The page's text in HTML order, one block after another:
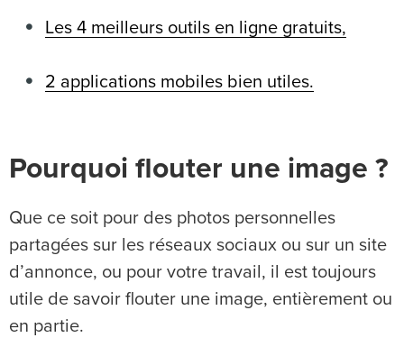
Les 4 meilleurs outils en ligne gratuits,
2 applications mobiles bien utiles.
Pourquoi flouter une image ?
Que ce soit pour des photos personnelles
partagées sur les réseaux sociaux ou sur un site
d’annonce, ou pour votre travail, il est toujours
utile de savoir flouter une image, entièrement ou
en partie.